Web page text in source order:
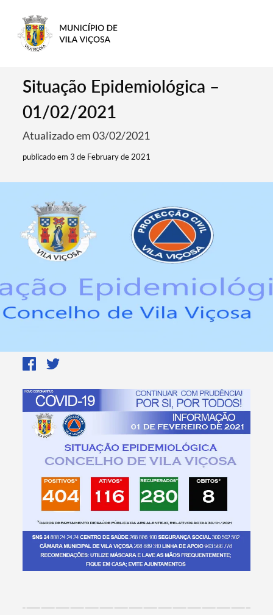
Situação Epidemiológica –
01/02/2021
Atualizado em 03/02/2021
publicado em 3 de February de 2021